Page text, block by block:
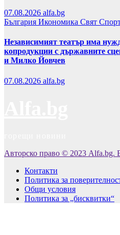
07.08.2026 alfa.bg
България Икономика Свят
Независимият театър има
копродукции с държавните
и Милко Йовчев
07.08.2026 alfa.bg
Авторско право © 2023 Alfa.bg.
Контакти
Политика за
Общи условия
Политика за „бисквитки“